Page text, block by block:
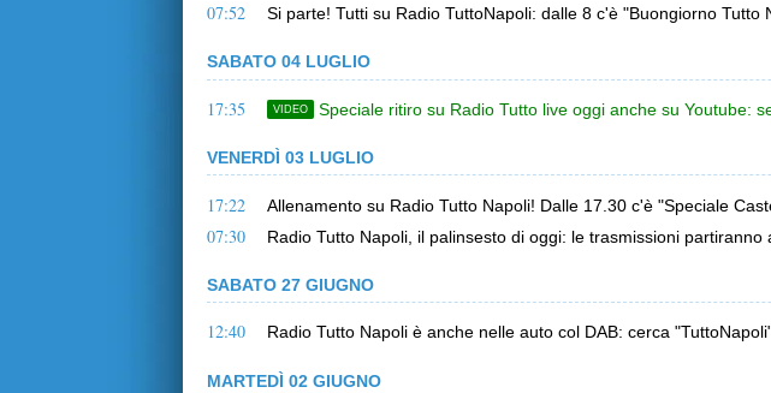
07:52 Si parte! Tutti su Radio TuttoNapoli: dalle 8 c'è "Buongiorno Tutto
SABATO 04 LUGLIO
17:35 VIDEO Speciale ritiro su Radio Tutto live oggi anche su Youtube:
VENERDÌ 03 LUGLIO
17:22 Allenamento su Radio Tutto Napoli! Dalle 17.30 c'è "Speciale
07:30 Radio Tutto Napoli, il palinsesto di oggi: le trasmissioni partiranno
SABATO 27 GIUGNO
12:40 Radio Tutto Napoli è anche nelle auto col DAB: cerca
MARTEDÌ 02 GIUGNO